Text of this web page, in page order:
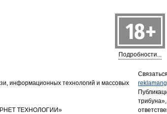
Подробности...
информационных технологий и массовых
ТЕХНОЛОГИИ»